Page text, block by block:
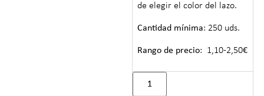
de elegir el color del lazo.
Cantidad mínima: 250 uds.
Rango de precio: 1,10-2,50€